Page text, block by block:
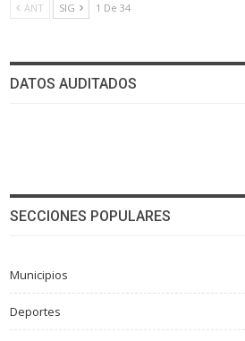
ANT SIG 1 De 34
DATOS AUDITADOS
SECCIONES POPULARES
Municipios
Deportes